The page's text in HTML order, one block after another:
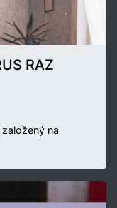
RAZ
na